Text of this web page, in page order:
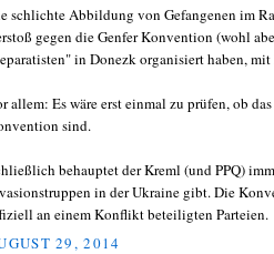
schlichte Abbildung von Gefangenen im
gegen die Genfer Konvention (wohl
in Donezk organisiert haben,
allem: Es wäre erst einmal zu prüfen, ob
sind.
behauptet der Kreml (und PPQ)
in der Ukraine gibt. Die
an einem Konflikt beteiligten Parteien.
29, 2014